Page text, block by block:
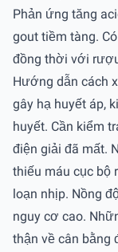
Phản ứng tăng
gout tiềm tàng.
đồng thời với
Hướng dẫn cách
gây hạ huyết áp,
huyết. Cần kiểm
điện giải đã mất.
thiếu máu cục bộ
loạn nhịp. Nồng
nguy cơ cao.
thận về cân bằng